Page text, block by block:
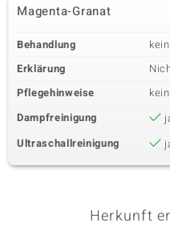
Magenta-Granat
Behandlung
Erklärung
Pflegehinweise
Dampfreinigung
Ultraschallreinigung
Herkunft